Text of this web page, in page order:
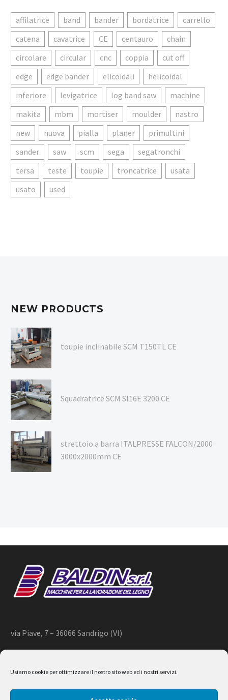
Usiamo cookie per ottimizzare il nostro sito web ed i nostri servizi.
affilatrice band bander bordatrice
carrello
catena
cavatrice CE centauro
chain
circolare
circular cnc coppia
cut off
edge
edge bander elicoidali
helicoidal
inferiore
levigatrice log band saw
machine
makita
mbm mortiser moulder
nastro
new
nuova pialla planer
primultini
sander
saw scm sega
segatronchi
tersa
teste toupie troncatrice
usata
usato
used
NEW PRODUCTS
toupie inclinabile SCM T150TL CE
Squadratrice SCM SI16E 3200 CE
strettoio a barra ITALPRESSE FALCON/2000
3000x2000mm CE
via Piave, 7 – 36066 Sandrigo (VI)
2020 © BALDIN srl